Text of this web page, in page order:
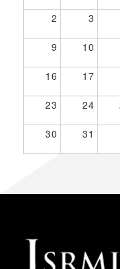
2 3
9 10
16 17
23 24
30 31